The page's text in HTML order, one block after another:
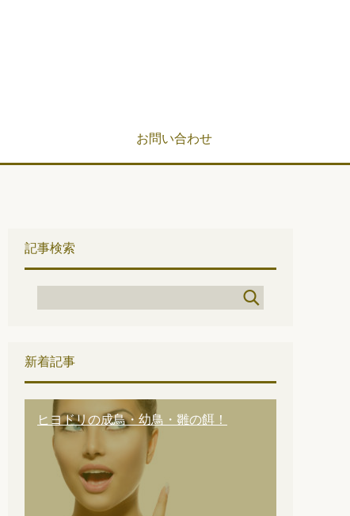
お問い合わせ
記事検索
新着記事
ヒヨドリの成鳥・幼鳥・雛の餌！